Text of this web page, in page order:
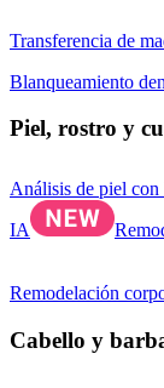
Transferencia de
Blanqueamiento
Piel, rostro y
Análisis de piel
IA
Remodelación
Cabello y